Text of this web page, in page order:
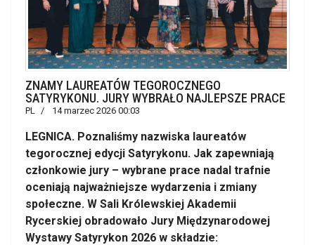
ZNAMY LAUREATÓW TEGOROCZNEGO
SATYRYKONU. JURY WYBRAŁO NAJLEPSZE PRACE
PL 14 marzec 2026 00:03
LEGNICA. Poznaliśmy nazwiska laureatów
tegorocznej edycji Satyrykonu. Jak zapewniają
członkowie jury – wybrane prace nadal trafnie
oceniają najważniejsze wydarzenia i zmiany
społeczne. W Sali Królewskiej Akademii
Rycerskiej obradowało Jury Międzynarodowej
Wystawy Satyrykon 2026 w składzie: